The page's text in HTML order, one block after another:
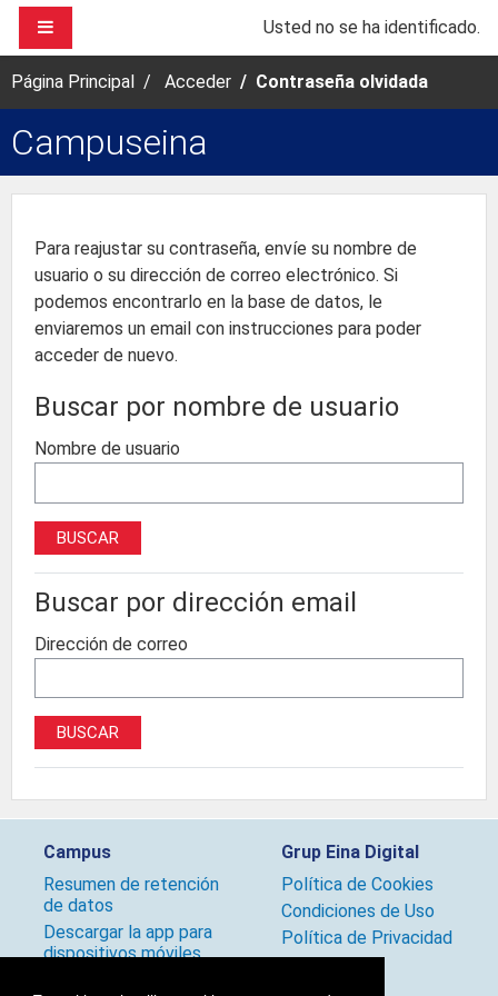
Salta al contenido principal
Usted no se ha identificado.
Página Principal Acceder Contraseña olvidada
Campuseina
Para reajustar su contraseña, envíe su nombre de
usuario o su dirección de correo electrónico. Si
podemos encontrarlo en la base de datos, le
enviaremos un email con instrucciones para poder
acceder de nuevo.
Buscar por nombre de usuario
Nombre de usuario
Buscar por dirección email
Dirección de correo
Campus
Resumen de retención
de datos
Descargar la app para
dispositivos móviles
Grup Eina Digital
Política de Cookies
Condiciones de Uso
Política de Privacidad